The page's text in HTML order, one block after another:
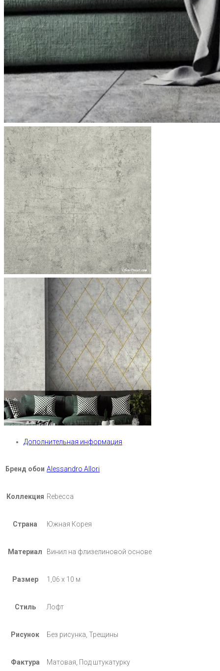
Дополнительная информация
Бренд обои Alessandro Allori
Коллекция Rebecca
Страна Южная Корея
Материал Винил на флизелиновой основе
Размер 1,06 х 10 м
Стиль Лофт
Рисунок Без рисунка, Трещины
Фактура Матовая, Под штукатурку